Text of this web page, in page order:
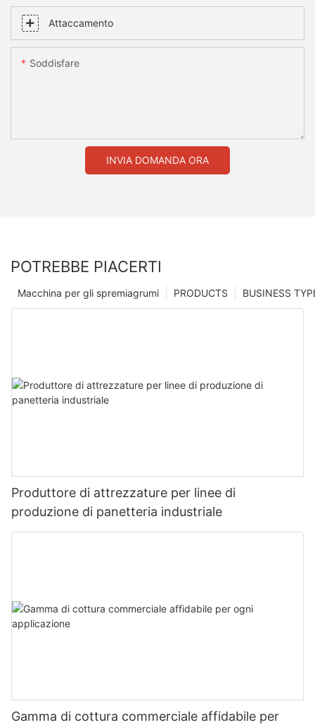
Attaccamento
Soddisfare
INVIA DOMANDA ORA
POTREBBE PIACERTI
BUSINESS
PRODUCTS
Macchina per gli spremiagrumi
Produttore di attrezzature per linee di
produzione di panetteria industriale
Gamma di cottura commerciale affidabile per